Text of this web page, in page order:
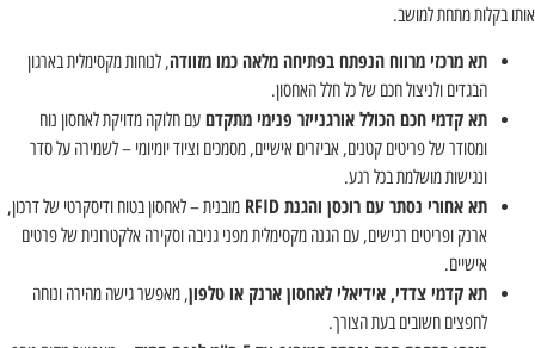
בקלות מתחת למושב.
תא מרכזי מרווח הנפתח בפתיחה מלאה כמו מזוודה, לנוחות מקסימלית בארגון
הבגדים ולניצול חכם של כל חלל האחסון.
תא קדמי חכם הכולל אורגנייזר פנימי מתקדםעם חלוקה מדויקת לאחסון נוח
ומסודר של פריטים קטנים, אביזרים אישיים, מסמכים וציוד יומיומי – לשמירה על סדר
ונגישות מושלמת בכל רגע.
תא אחורי נסתר עם רוכסן והגנתRFIDמובנית – לאחסון בטוח ודיסקרטי של דרכון,
ארנק ופריטים רגישים, עם הגנה מקסימלית מפני גניבה וסקירה אלקטרונית של פרטים
אישיים.
תא קדמי צדדי, אידיאלי לאחסון ארנק או טלפון, מאפשר גישה מהירה ונוחה
לחפצים חשובים בעת הצורך.